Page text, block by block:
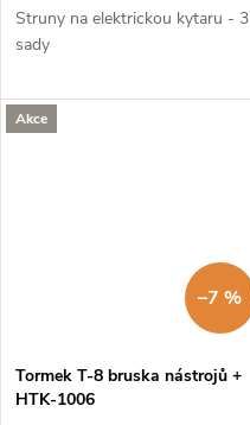
Struny na elektrickou kytaru - 3
sady
Akce
–7 %
Tormek T-8 bruska nástrojů +
HTK-1006